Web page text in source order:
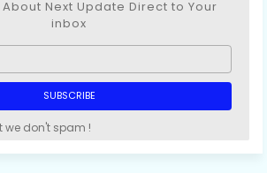
Next Update Direct to Your
inbox
we don't spam !